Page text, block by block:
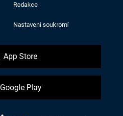
Redakce
Nastavení soukromí
App Store
Google Play